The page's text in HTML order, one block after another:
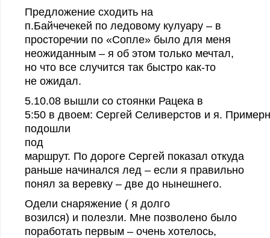
Предложение сходить на
п.Байчечекей по ледовому кулуару – в
просторечии по «Сопле» было для меня
неожиданным – я об этом только мечтал,
но что все случится так быстро как-то
не ожидал.
5.10.08 вышли со стоянки Рацека в
5:50 в двоем: Сергей Селиверстов и я.
подошли
под
маршрут. По дороге Сергей показал откуда
раньше начинался лед – если я правильно
понял за веревку – две до нынешнего.
Одели снаряжение ( я долго
возился) и полезли. Мне позволено было
поработать первым – очень хотелось,